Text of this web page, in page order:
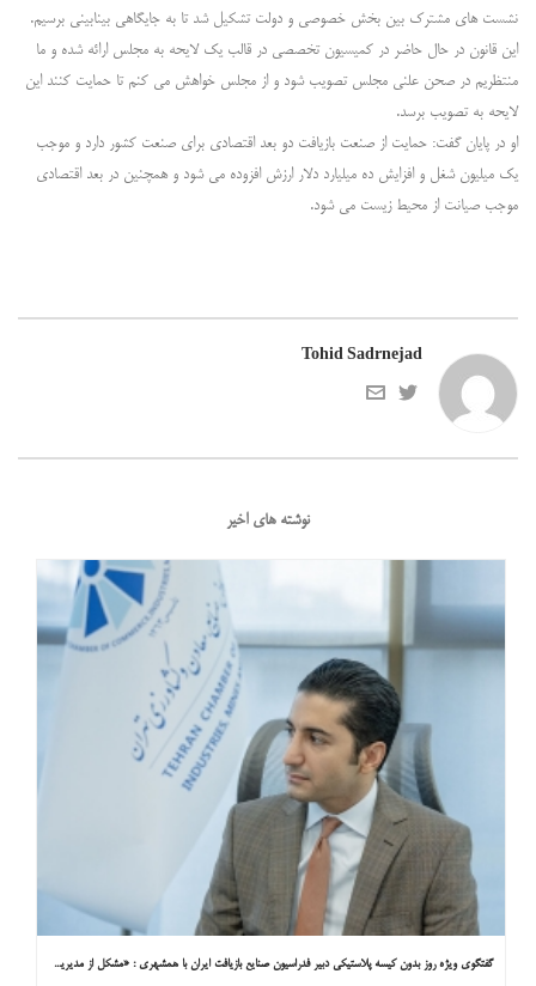
نشست های مشترک بین بخش خصوصی و دولت تشکیل شد تا به جایگاهی بینابینی برسیم.
این قانون در حال حاضر در کمیسیون تخصصی در قالب یک لایحه به مجلس ارائه شده و ما
منتظریم در صحن علنی مجلس تصویب شود و از مجلس خواهش می کنم تا حمایت کنند این
لایحه به تصویب برسد.
او در پایان گفت: حمایت از صنعت بازیافت دو بعد اقتصادی برای صنعت کشور دارد و موجب
یک میلیون شغل و افزایش ده میلیارد دلار ارزش افزوده می شود و همچنین در بعد اقتصادی
موجب صیانت از محیط زیست می شود.
Tohid Sadrnejad
نوشته های اخیر
گفتگوی ویژه روز بدون کیسه پلاستیکی دبیر فدراسیون صنایع بازیافت ایران با همشهری : «مشکل از مدیریت پسماند پلاستیکی است، نه کیسه پلاستیکی»